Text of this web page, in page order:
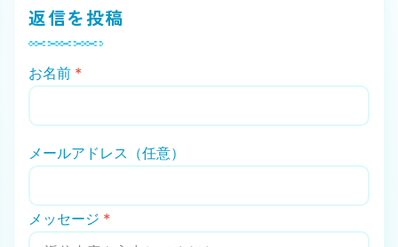
返信を投稿
お名前 *
メールアドレス（任意）
メッセージ *